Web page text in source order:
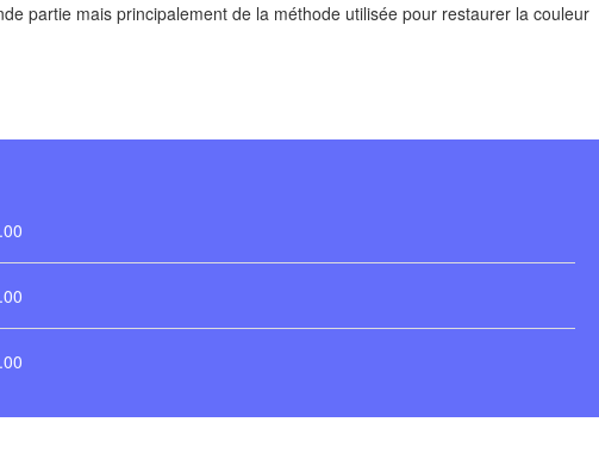
partie mais principalement de la méthode utilisée pour restaurer la couleur